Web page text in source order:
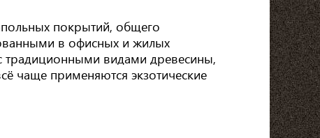
покрытий, общего
в офисных и жилых
традиционными видами древесины,
чаще применяются экзотические